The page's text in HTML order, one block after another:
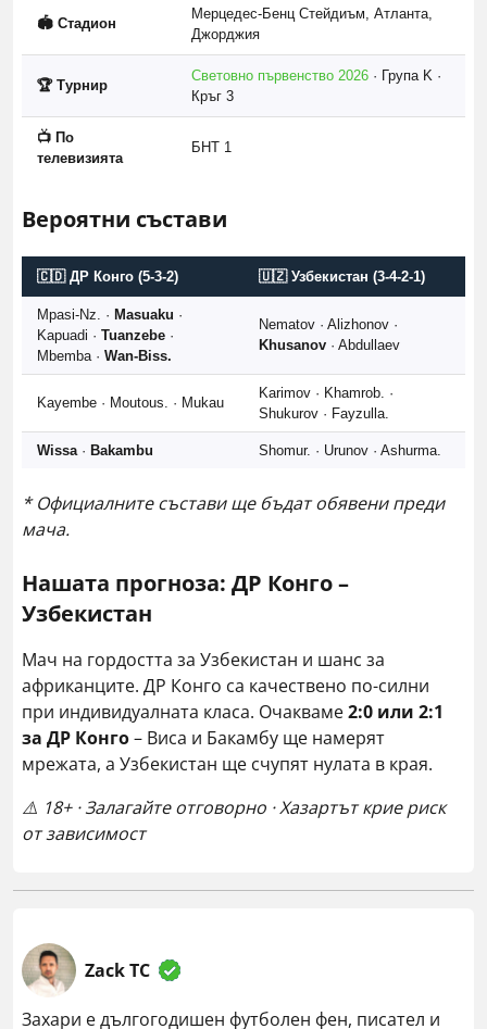
🏟️ Стадион
Мерцедес-Бенц Стейдиъм, Атланта,
Джорджия
🏆 Турнир
Световно първенство 2026 · Група K ·
Кръг 3
📺 По
телевизията
БНТ 1
Вероятни състави
🇨🇩 ДР Конго (5-3-2) 🇺🇿 Узбекистан (3-4-2-1)
Mpasi-Nz. · Masuaku ·
Kapuadi · Tuanzebe ·
Mbemba · Wan-Biss.
Nematov · Alizhonov ·
Khusanov · Abdullaev
Kayembe · Moutous. · Mukau
Karimov · Khamrob. ·
Shukurov · Fayzulla.
Wissa· Bakambu Shomur. · Urunov · Ashurma.
* Официалните състави ще бъдат обявени преди
мача.
Нашата прогноза: ДР Конго –
Узбекистан
Мач на гордостта за Узбекистан и шанс за
африканците. ДР Конго са качествено по-силни
при индивидуалната класа. Очакваме2:0 или 2:1
за ДР Конго– Виса и Бакамбу ще намерят
мрежата, а Узбекистан ще счупят нулата в края.
⚠️ 18+ · Залагайте отговорно · Хазартът крие риск
от зависимост
Zack TC
Захари е дългогодишен футболен фен, писател и